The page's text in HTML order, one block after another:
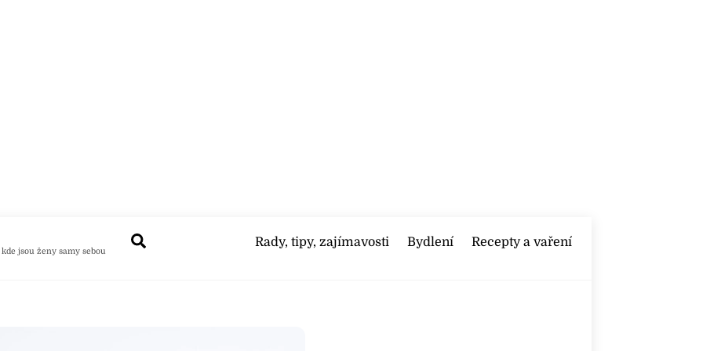
kde jsou ženy samy sebou
Rady, tipy, zajímavosti Bydlení Recepty a vaření